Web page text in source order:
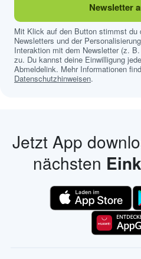
Newsletter
Mit Klick auf den Button stimmst du
Newsletters und der
Interaktion mit dem Newsletter (z.
zu. Du kannst deine Einwilligung
Abmeldelink. Mehr Informationen
Datenschutzhinweisen.
Jetzt App
nächsten